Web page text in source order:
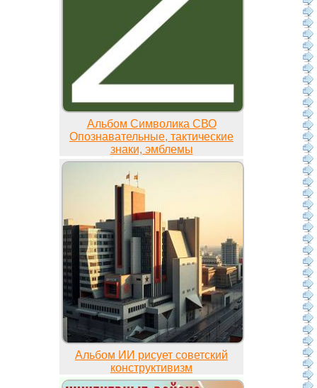
Альбом Символика СВО
Опознавательные, тактические
знаки, эмблемы
Альбом ИИ рисует советский
конструктивизм